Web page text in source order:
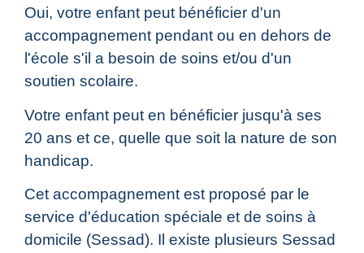
Oui, votre enfant peut bénéficier d'un
accompagnement pendant ou en dehors de
l'école s'il a besoin de soins et/ou d'un
soutien scolaire.
Votre enfant peut en bénéficier jusqu'à ses
20 ans et ce, quelle que soit la nature de son
handicap.
Cet accompagnement est proposé par le
service d'éducation spéciale et de soins à
domicile (Sessad). Il existe plusieurs Sessad